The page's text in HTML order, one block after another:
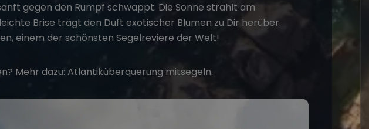
gegen den Rumpf schwappt. Die Sonne strahlt am
Brise trägt den Duft exotischer Blumen zu Dir herüber.
, einem der schönsten Segelreviere der Welt!
Mehr dazu: Atlantiküberquerung mitsegeln.